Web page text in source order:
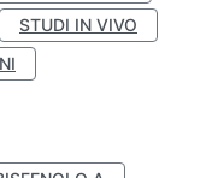
STUDI IN VIVO